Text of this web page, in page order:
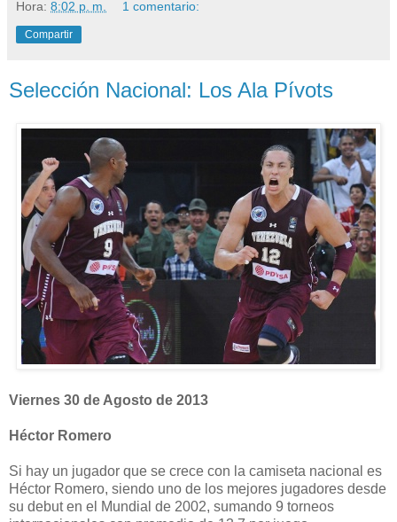
Hora: 8:02 p. m. 1 comentario:
Compartir
Selección Nacional: Los Ala Pívots
Viernes 30 de Agosto de 2013
Héctor Romero
Si hay un jugador que se crece con la camiseta nacional es
Héctor Romero, siendo uno de los mejores jugadores desde
su debut en el Mundial de 2002, sumando 9 torneos